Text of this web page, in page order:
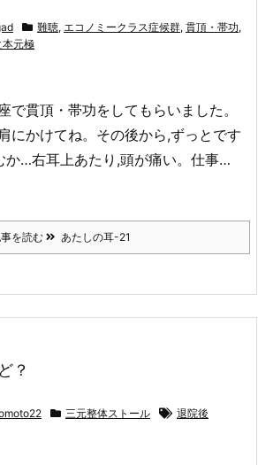
難聴, エコノミークラス症候群, 貫頂・帯功,
本元極
で貫頂・帯功をしてもらいました。
にかけてね。その後から,ずっとです
…右耳上あたり,頭が痛い。仕事…
を読む あたしの耳-21
？
三元整体ストール 退院後